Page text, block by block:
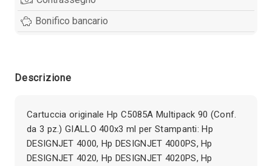
Bonifico bancario
Descrizione
Cartuccia originale Hp C5085A Multipack 90 (Conf.
da 3 pz.) GIALLO 400x3 ml per Stampanti: Hp
DESIGNJET 4000, Hp DESIGNJET 4000PS, Hp
DESIGNJET 4020, Hp DESIGNJET 4020PS, Hp